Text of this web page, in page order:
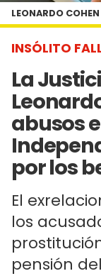
INSÓLITO
La
abusos
por los
El
los
pensión
LEONARDO